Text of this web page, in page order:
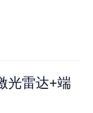
光雷达+端